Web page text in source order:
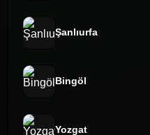
Şanlıurfa
Bingöl
Yozgat